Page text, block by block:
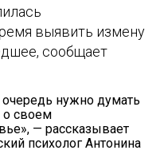
выявить измену
сообщает
нужно думать
о своем
— рассказывает
психолог Антонина